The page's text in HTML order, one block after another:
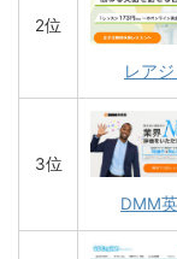
2位
レア
3位
DMM